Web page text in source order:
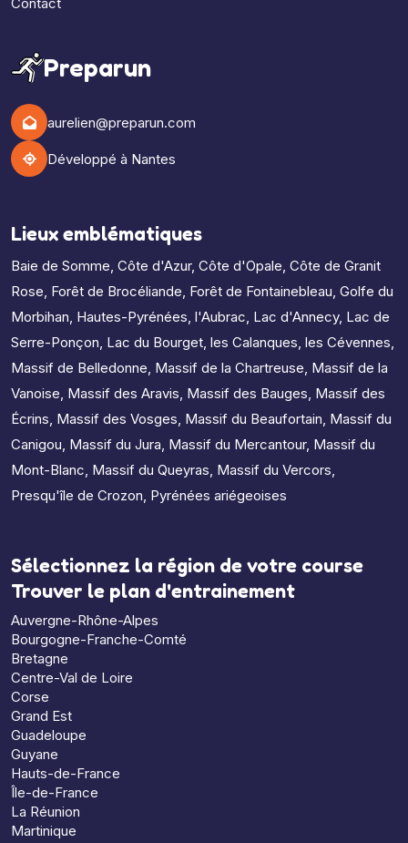
Preparun
aurelien@preparun.com
Développé à Nantes
Lieux emblématiques
Baie de Somme, Côte d'Azur, Côte d'Opale, Côte de Granit
Rose, Forêt de Brocéliande, Forêt de Fontainebleau, Golfe du
Morbihan, Hautes-Pyrénées, l'Aubrac, Lac d'Annecy, Lac de
Serre-Ponçon, Lac du Bourget, les Calanques, les Cévennes,
Massif de Belledonne, Massif de la Chartreuse, Massif de la
Vanoise, Massif des Aravis, Massif des Bauges, Massif des
Écrins, Massif des Vosges, Massif du Beaufortain, Massif du
Canigou, Massif du Jura, Massif du Mercantour, Massif du
Mont-Blanc, Massif du Queyras, Massif du Vercors,
Presqu'île de Crozon, Pyrénées ariégeoises
Sélectionnez la région de votre course
Trouver le plan d'entrainement
Auvergne-Rhône-Alpes
Bourgogne-Franche-Comté
Bretagne
Centre-Val de Loire
Corse
Grand Est
Guadeloupe
Guyane
Hauts-de-France
Île-de-France
La Réunion
Martinique